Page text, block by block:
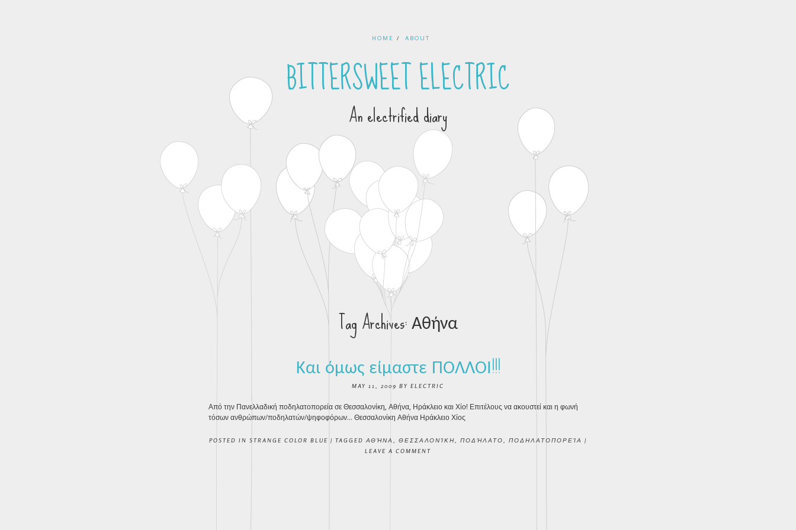
HOME ABOUT
BITTERSWEET ELECTRIC
An electrified diary
Tag Archives:Αθήνα
Και όμως είμαστε ΠΟΛΛΟΙ!!!
MAY 11, 2009 BY ELECTRIC
Από την Πανελλαδική ποδηλατοπορεία σε Θεσσαλονίκη, Αθήνα, Ηράκλειο και Χίο! Επιτέλους να ακουστεί και η φωνή
τόσων ανθρώπων/ποδηλατών/ψηφοφόρων… Θεσσαλονίκη Αθήνα Ηράκλειο Χίος
POSTED IN STRANGE COLOR BLUE | TAGGED ΑΘΉΝΑ ΘΕΣΣΑΛΟΝΊΚΗ ΠΟΔΉΛΑΤΟ ΠΟΔΗΛΑΤΟΠΟΡΕΊΑ |
LEAVE A COMMENT